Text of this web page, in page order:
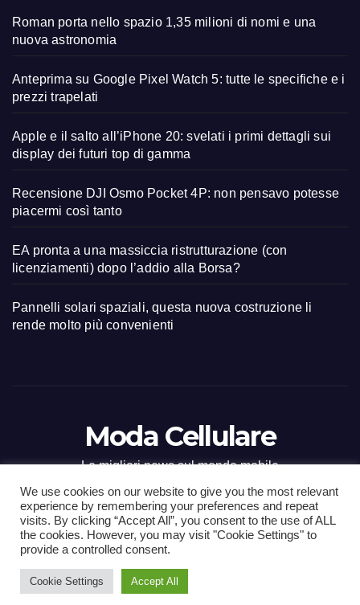
Roman porta nello spazio 1,35 milioni di nomi e una
nuova astronomia
Anteprima su Google Pixel Watch 5: tutte le specifiche e i
prezzi trapelati
Apple e il salto all’iPhone 20: svelati i primi dettagli sui
display dei futuri top di gamma
Recensione DJI Osmo Pocket 4P: non pensavo potesse
piacermi così tanto
EA pronta a una massiccia ristrutturazione (con
licenziamenti) dopo l’addio alla Borsa?
Pannelli solari spaziali, questa nuova costruzione li
rende molto più convenienti
Moda Cellulare
Le migliori news sul mondo mobile
Proudly powered by WordPress| Tema: Newsup diThemeansar
Home ContactCONTATTI
We use cookies on our website to give you the most relevant
experience by remembering your preferences and repeat
visits. By clicking “Accept All”, you consent to the use of ALL
the cookies. However, you may visit "Cookie Settings" to
provide a controlled consent.
Cookie Settings Accept All